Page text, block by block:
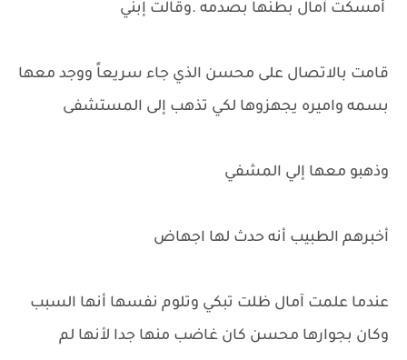
أمسكت آمال بطنها بصدمه .وقالت إبني
قامت بالاتصال على محسن الذي جاء سريعاً ووجد معها
بسمه واميره يجهزوها لكي تذهب إلى المستشفى
وذهبو معها إلي المشفي
أخبرهم الطبيب أنه حدث لها اجهاض
عندما علمت آمال ظلت تبكي وتلوم نفسها أنها السبب
وكان بجوارها محسن كان غاضب منها جدا لأنها لم